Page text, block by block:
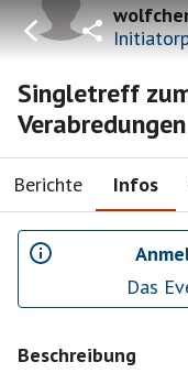
Singletreff
Verabredungen
Berichte Infos
Das
Beschreibung